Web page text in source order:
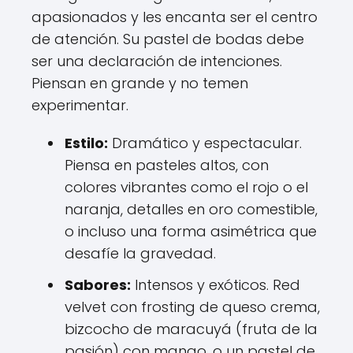
apasionados y les encanta ser el centro
de atención. Su pastel de bodas debe
ser una declaración de intenciones.
Piensan en grande y no temen
experimentar.
Estilo: Dramático y espectacular.
Piensa en pasteles altos, con
colores vibrantes como el rojo o el
naranja, detalles en oro comestible,
o incluso una forma asimétrica que
desafíe la gravedad.
Sabores: Intensos y exóticos. Red
velvet con frosting de queso crema,
bizcocho de maracuyá (fruta de la